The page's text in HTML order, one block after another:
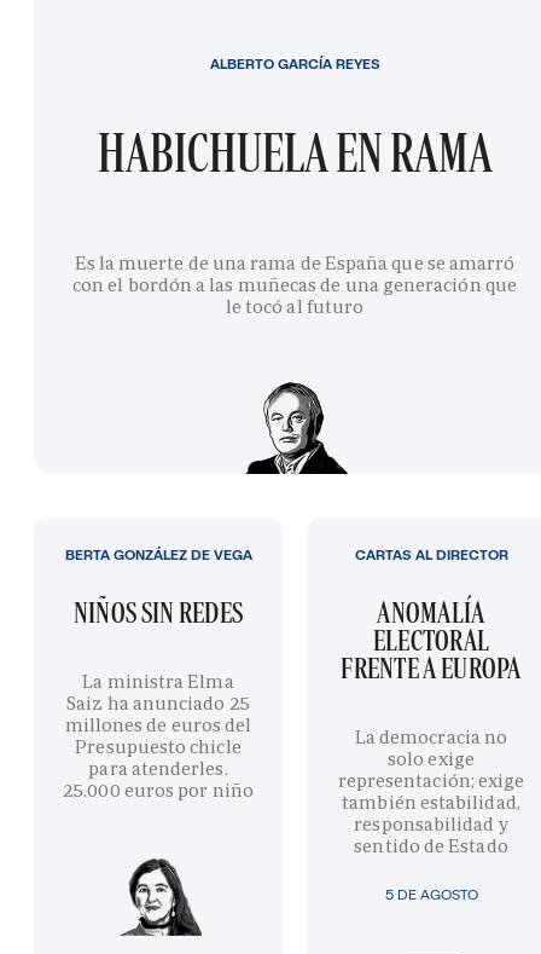
HABICHUELA EN RAMA
Es la muerte de una rama de España que se amarró
con el bordón a las muñecas de una generación que
le tocó al futuro
ALBERTO GARCÍA REYES
NIÑOS SIN REDES
La ministra Elma
Saiz ha anunciado 25
millones de euros del
Presupuesto chicle
para atenderles.
25.000 euros por niño
BERTA GONZÁLEZ DE VEGA
5 DE AGOSTO
ANOMALÍA
ELECTORAL
FRENTE A EUROPA
La democracia no
solo exige
representación; exige
también estabilidad,
responsabilidad y
sentido de Estado
CARTAS AL DIRECTOR